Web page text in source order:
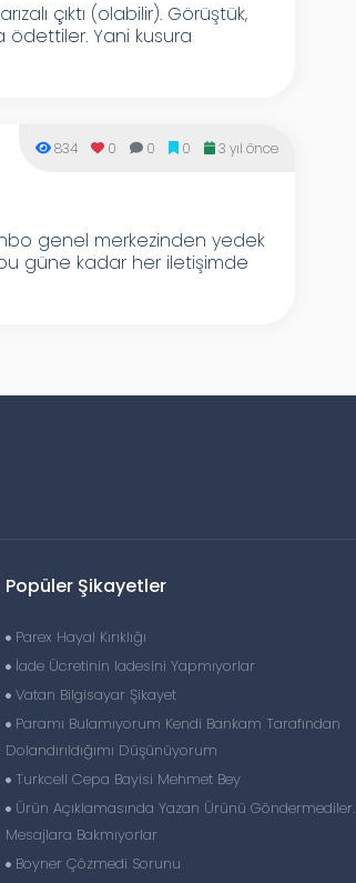
çıktı (olabilir). Görüştük,
ödettiler. Yani kusura
834 0 0 0 3 yıl önce
genel merkezinden yedek
güne kadar her iletişimde
Popüler Şikayetler
Parex Hayal Kırıklığı
İade Ücretinin Iadesini Yapmıyorlar
Vatan Bilgisayar Şikayet
Paramı Bulamıyorum Kendi Bankam Tarafından
Dolandırıldığımı Düşünüyorum
Turkcell Cepa Bayisi Mehmet Bey
Ürün Açıklamasında Yazan Ürünü Göndermediler.
Mesajlara Bakmıyorlar
Boyner Çözmedi Sorunu